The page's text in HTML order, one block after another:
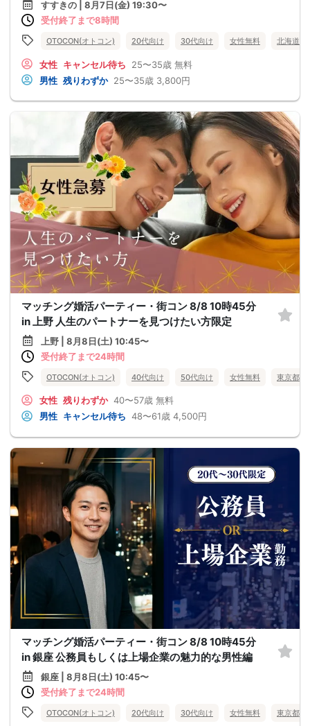
すすきの | 8月7日(金) 19:30〜
受付終了まで8時間
OTOCON(オトコン) 20代向け 30代向け 女性無料 北海道
女性 キャンセル待ち 25〜35歳 無料
男性 残りわずか 25〜35歳 3,800円
マッチング婚活パーティー・街コン 8/8 10時45分
in 上野 人生のパートナーを見つけたい方限定
上野 | 8月8日(土) 10:45〜
受付終了まで24時間
OTOCON(オトコン) 40代向け 50代向け 女性無料 東京都
女性 残りわずか 40〜57歳 無料
男性 キャンセル待ち 48〜61歳 4,500円
マッチング婚活パーティー・街コン 8/8 10時45分
in 銀座 公務員もしくは上場企業の魅力的な男性編
銀座 | 8月8日(土) 10:45〜
受付終了まで24時間
OTOCON(オトコン) 20代向け 30代向け 女性無料 東京都